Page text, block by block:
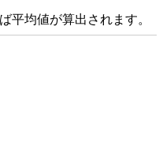
平均値が算出されます。